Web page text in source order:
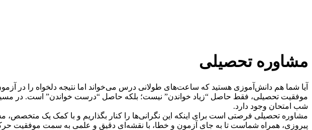
مشاوره تحصیلی
آیا شما هم دانش‌آموزی هستید که ساعت‌های طولانی درس می‌خواند اما نتیجه دلخواه را در
موفقیت تحصیلی، فقط حاصل “زیاد خواندن” نیست؛ بلکه حاصل “درست خواندن” است. در
شب امتحان وجود دارد.
مشاوره تحصیلی فرصتی است برای اینکه این نگرانی‌ها را کنار بگذاریم و با کمک یک
پیروزی، همراه شماست تا به جای آزمون و خطا، با نقشه‌ای دقیق و علمی به سمت موفقیت